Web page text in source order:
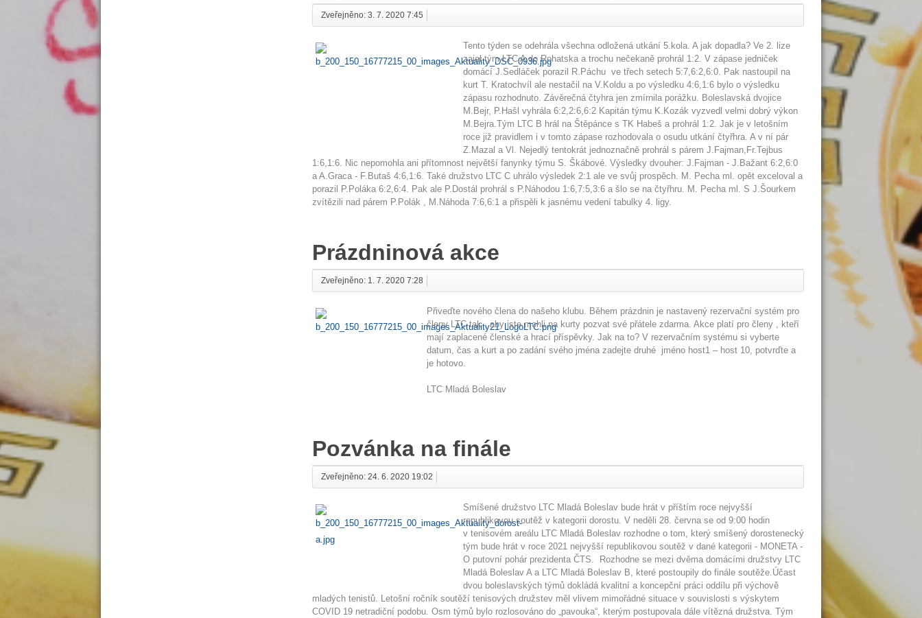
Zveřejněno: 3. 7. 2020 7:45
Tento týden se odehrála všechna odložená utkání 5.kola. A jak dopadla? Ve 2. lize
zajel tým LTC A do Rohatska a trochu nečekaně prohrál 1:2. V zápase jedniček
domácí J.Sedláček porazil R.Páchu ve třech setech 5:7,6:2,6:0. Pak nastoupil na
kurt T. Kratochvíl ale nestačil na V.Koldu a po výsledku 4:6,1:6 bylo o výsledku
zápasu rozhodnuto. Závěrečná čtyhra jen zmírnila porážku. Boleslavská dvojice
M.Bejr, P.Hašl vyhrála 6:2,2:6,6:2 Kapitán týmu K.Kozák vyzvedl velmi dobrý výkon
M.Bejra.Tým LTC B hrál na Štěpánce s TK Habeš a prohrál 1:2. Jak je v letošním
roce již pravidlem i v tomto zápase rozhodovala o osudu utkání čtyřhra. A v ní pár
Z.Mazal a Vl. Nejedlý tentokrát jednoznačně prohrál s párem J.Fajman,Fr.Tejbus
1:6,1:6. Nic nepomohla ani přítomnost největší fanynky týmu S. Škábové. Výsledky dvouher: J.Fajman - J.Bažant 6:2,6:0
a A.Graca - F.Butaš 4:6,1:6. Také družstvo LTC C uhrálo výsledek 2:1 ale ve svůj prospěch. M. Pecha ml. opět exceloval a
porazil P.Poláka 6:2,6:4. Pak ale P.Dostál prohrál s P.Náhodou 1:6,7:5,3:6 a šlo se na čtyřhru. M. Pecha ml. S J.Šourkem
zvítězili nad párem P.Polák , M.Náhoda 7:6,6:1 a přispěli k jasnému vedení tabulky 4. ligy.
Prázdninová akce
Zveřejněno: 1. 7. 2020 7:28
Přiveďte nového člena do našeho klubu. Během prázdnin je nastavený rezervační systém pro
členy LTC tak , aby jste mohli na kurty pozvat své přátele zdarma. Akce platí pro členy , kteří
mají zaplacené členské a hrací příspěvky. Jak na to? V rezervačním systému si vyberte
datum, čas a kurt a po zadání svého jména zadejte druhé jméno host1 – host 10, potvrďte a
je hotovo.
LTC Mladá Boleslav
Pozvánka na finále
Zveřejněno: 24. 6. 2020 19:02
Smíšené družstvo LTC Mladá Boleslav bude hrát v příštím roce nejvyšší
republikovou soutěž v kategorii dorostu. V neděli 28. června se od 9:00 hodin
v tenisovém areálu LTC Mladá Boleslav rozhodne o tom, který smíšený dorostenecký
tým bude hrát v roce 2021 nejvyšší republikovou soutěž v dané kategorii - MONETA -
O putovní pohár prezidenta ČTS. Rozhodne se mezi dvěma domácími družstvy LTC
Mladá Boleslav A a LTC Mladá Boleslav B, které postoupily do finále soutěže.Účast
dvou boleslavských týmů dokládá kvalitní a koncepční práci oddílu při výchově
mladých tenistů. Letošní ročník soutěží tenisových družstev měl vlivem mimořádné situace v souvislosti s výskytem
COVID 19 netradiční podobu. Osm týmů bylo rozlosováno do „pavouka“, kterým postupovala dále vítězná družstva. Tým